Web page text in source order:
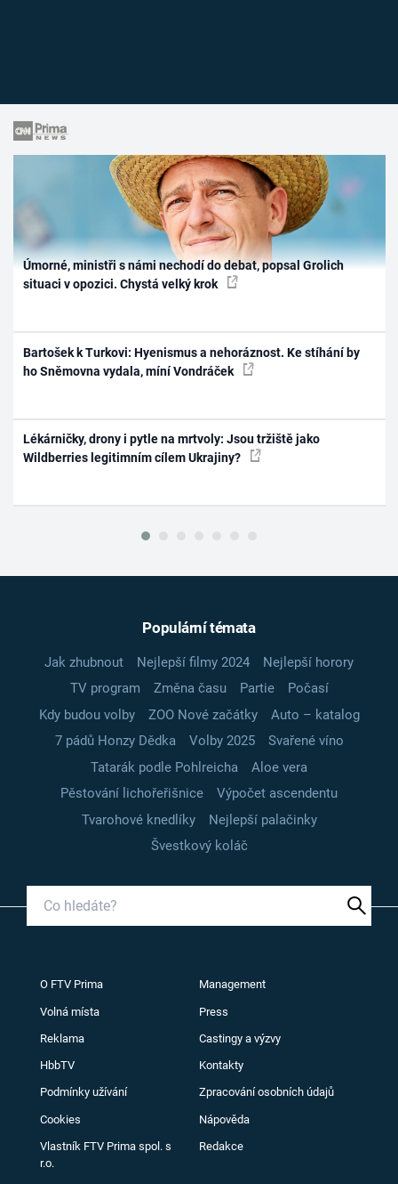
Úmorné, ministři s námi nechodí do debat, popsal Grolich
situaci v opozici. Chystá velký krok
Bartošek k Turkovi: Hyenismus a nehoráznost. Ke stíhání by
ho Sněmovna vydala, míní Vondráček
Lékárničky, drony i pytle na mrtvoly: Jsou tržiště jako
Wildberries legitimním cílem Ukrajiny?
Populární témata
Jak zhubnout Nejlepší filmy 2024
Nejlepší horory
TV program
Změna času Partie
Počasí
Kdy budou volby
ZOO Nové začátky
Auto – katalog
7 pádů Honzy Dědka
Volby 2025
Svařené víno
Tatarák podle Pohlreicha
Aloe vera
Pěstování lichořeřišnice
Výpočet ascendentu
Tvarohové knedlíky
Nejlepší palačinky
Švestkový koláč
O FTV Prima Management
Volná místa Press
Reklama Castingy a výzvy
HbbTV Kontakty
Podmínky užívání Zpracování osobních údajů
Cookies Nápověda
Vlastník FTV Prima spol. s
r.o.
Redakce